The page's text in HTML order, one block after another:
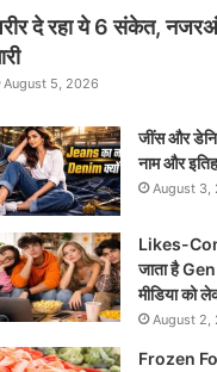
दे रहा ये 6 संकेत,
August 5, 2026
जींस और
नाम और
August 3,
Likes-
जाता है
मीडिया को
August 2,
Frozen